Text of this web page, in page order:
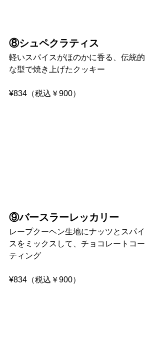
⑧シュペクラティス
軽いスパイスがほのかに香る、伝統的
な型で焼き上げたクッキー
¥834（税込￥900）
⑨バースラーレッカリー
レープクーヘン生地にナッツとスパイ
スをミックスして、チョコレートコー
ティング
¥834（税込￥900）